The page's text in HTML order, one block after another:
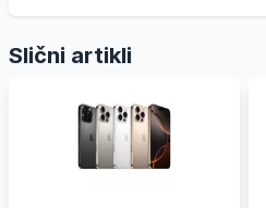
Slični artikli